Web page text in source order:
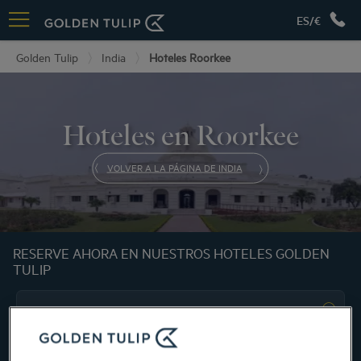
ES/€
Golden Tulip India Hoteles Roorkee
Hoteles en Roorkee
VOLVER A LA PÁGINA DE INDIA
RESERVE AHORA EN NUESTROS HOTELES GOLDEN
TULIP